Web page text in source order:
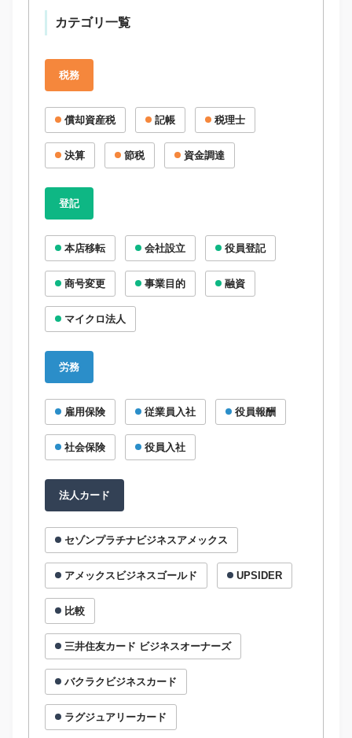
カテゴリ一覧
税務
償却資産税 記帳 税理士
決算 節税 資金調達
登記
本店移転 会社設立 役員登記
商号変更 事業目的 融資
マイクロ法人
労務
雇用保険 従業員入社 役員報酬
社会保険 役員入社
法人カード
セゾンプラチナビジネスアメックス
アメックスビジネスゴールド UPSIDER
比較
三井住友カード ビジネスオーナーズ
バクラクビジネスカード
ラグジュアリーカード